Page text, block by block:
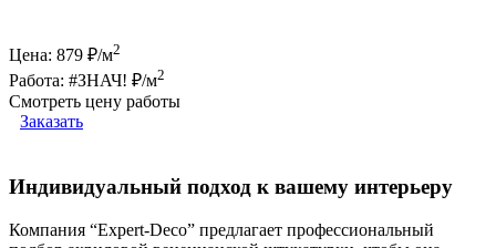
Цена: 879 ₽/м2
Работа: #ЗНАЧ! ₽/м2
Смотреть цену работы
Заказать
Индивидуальный подход к вашему интерьеру
Компания “Expert-Deco” предлагает профессиональный